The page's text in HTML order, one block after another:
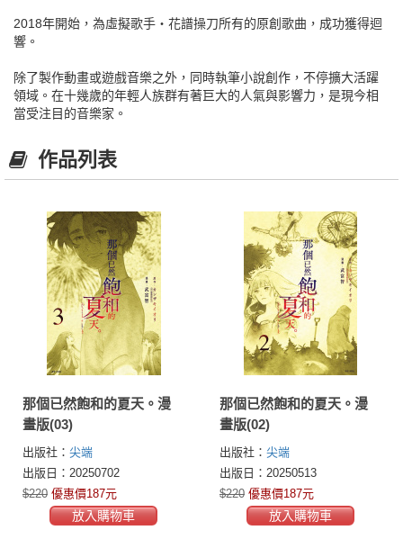
2018年開始，為虛擬歌手‧花譜操刀所有的原創歌曲，成功獲得迴
響。
除了製作動畫或遊戲音樂之外，同時執筆小說創作，不停擴大活躍
領域。在十幾歲的年輕人族群有著巨大的人氣與影響力，是現今相
當受注目的音樂家。
作品列表
那個已然飽和的夏天。漫
畫版(03)
出版社： 尖端
出版日：20250702
$220 優惠價187元
放入購物車
那個已然飽和的夏天。漫
畫版(02)
出版社： 尖端
出版日：20250513
$220 優惠價187元
放入購物車